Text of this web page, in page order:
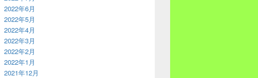
2022年6月
2022年5月
2022年4月
2022年3月
2022年2月
2022年1月
2021年12月